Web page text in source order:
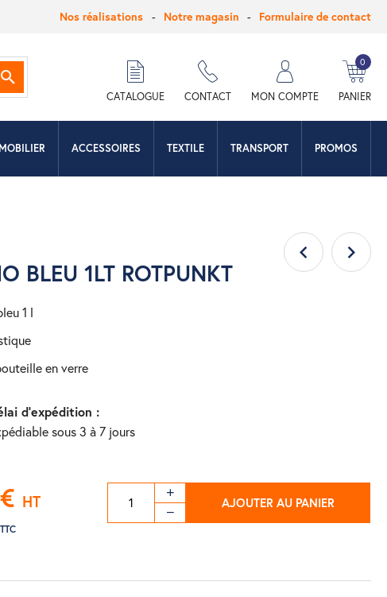
Nos réalisations Notre magasin Formulaire de contact
Rechercher
CATALOGUE CONTACT MON COMPTE PANIER
0
MOBILIER ACCESSOIRES TEXTILE TRANSPORT PROMOS
BLEU 1LT ROTPUNKT
1 l
en verre
d'expédition :
sous 3 à 7 jours
HT
TTC
AJOUTER AU PANIER